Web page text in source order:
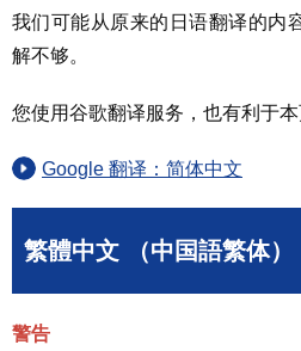
我们可能从原来的日语翻译的内
解不够。
您使用谷歌翻译服务，也有利于本
Google 翻译：简体中文
繁體中文 （中国語繁体）
警告